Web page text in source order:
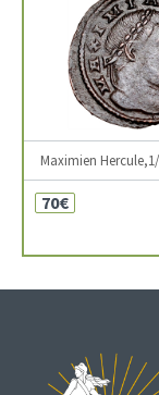
Maximien
70€